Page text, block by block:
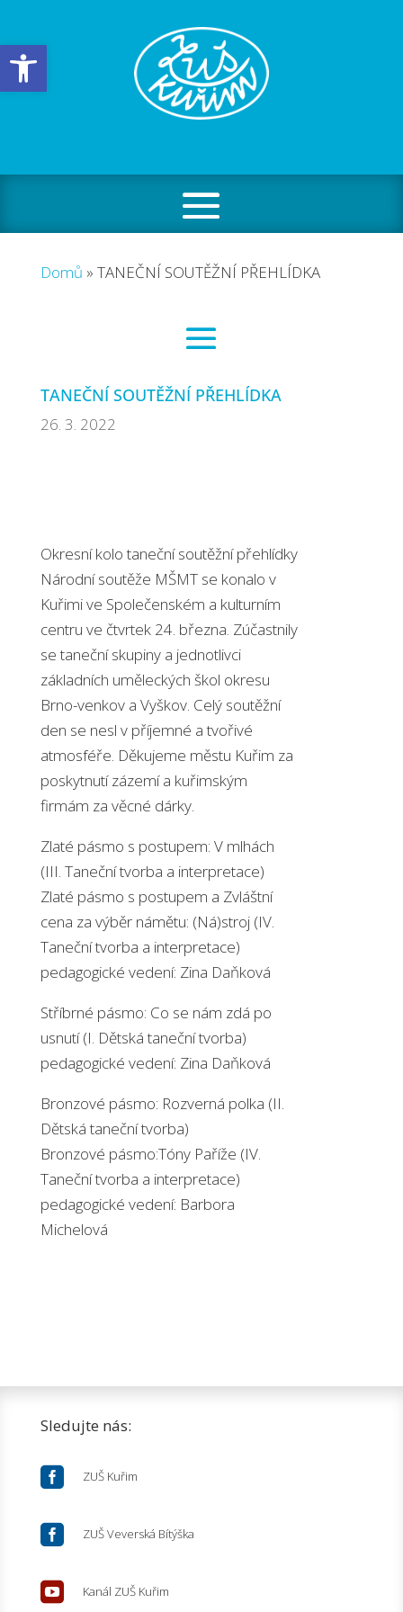
Open toolbar
Domů » TANEČNÍ SOUTĚŽNÍ PŘEHLÍDKA
TANEČNÍ SOUTĚŽNÍ PŘEHLÍDKA
26. 3. 2022
Okresní kolo taneční soutěžní přehlídky
Národní soutěže MŠMT se konalo v
Kuřimi ve Společenském a kulturním
centru ve čtvrtek 24. března. Zúčastnily
se taneční skupiny a jednotlivci
základních uměleckých škol okresu
Brno-venkov a Vyškov. Celý soutěžní
den se nesl v příjemné a tvořivé
atmosféře. Děkujeme městu Kuřim za
poskytnutí zázemí a kuřimským
firmám za věcné dárky.
Zlaté pásmo s postupem: V mlhách
(III. Taneční tvorba a interpretace)
Zlaté pásmo s postupem a Zvláštní
cena za výběr námětu: (Ná)stroj (IV.
Taneční tvorba a interpretace)
pedagogické vedení: Zina Daňková
Stříbrné pásmo: Co se nám zdá po
usnutí (I. Dětská taneční tvorba)
pedagogické vedení: Zina Daňková
Bronzové pásmo: Rozverná polka (II.
Dětská taneční tvorba)
Bronzové pásmo:Tóny Paříže (IV.
Taneční tvorba a interpretace)
pedagogické vedení: Barbora
Michelová
Sledujte nás:
 ZUŠ Kuřim
 ZUŠ Veverská Bítýška
 Kanál ZUŠ Kuřim